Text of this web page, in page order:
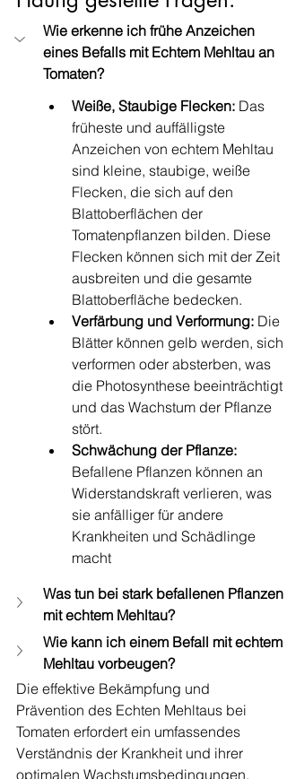
Wie erkenne ich frühe Anzeichen
eines Befalls mit Echtem Mehltau an
Tomaten?
Weiße, Staubige Flecken: Das
früheste und auffälligste
Anzeichen von echtem Mehltau
sind kleine, staubige, weiße
Flecken, die sich auf den
Blattoberflächen der
Tomatenpflanzen bilden. Diese
Flecken können sich mit der Zeit
ausbreiten und die gesamte
Blattoberfläche bedecken.
Verfärbung und Verformung: Die
Blätter können gelb werden, sich
verformen oder absterben, was
die Photosynthese beeinträchtigt
und das Wachstum der Pflanze
stört.
Schwächung der Pflanze:
Befallene Pflanzen können an
Widerstandskraft verlieren, was
sie anfälliger für andere
Krankheiten und Schädlinge
macht
Was tun bei stark befallenen Pflanzen
mit echtem Mehltau?
Wie kann ich einem Befall mit echtem
Mehltau vorbeugen?
Die effektive Bekämpfung und
Prävention des Echten Mehltaus bei
Tomaten erfordert ein umfassendes
Verständnis der Krankheit und ihrer
optimalen Wachstumsbedingungen.